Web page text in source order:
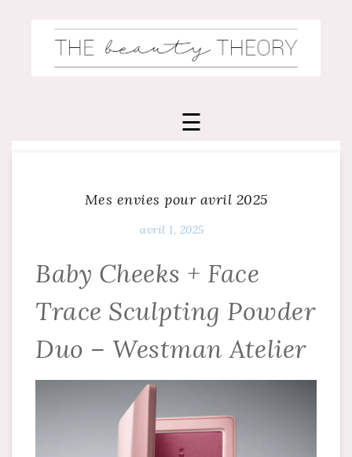
Mes envies pour avril 2025
avril 1, 2025
Baby Cheeks + Face
Trace Sculpting Powder
Duo – Westman Atelier